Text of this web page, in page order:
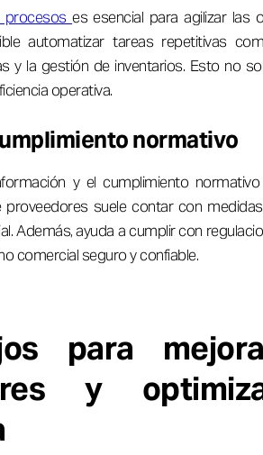
procesoses esencial para agilizar las
automatizar tareas repetitivas
y la gestión de inventarios. Esto no
operativa.
normativo
y el cumplimiento
proveedores suele contar con
Además, ayuda a cumplir con
comercial seguro y confiable.
para
y